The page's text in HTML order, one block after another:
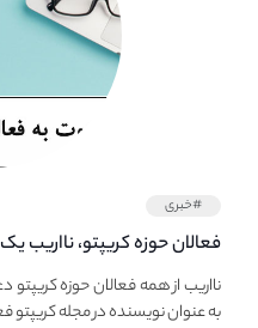
#خبری
فعالان حوزه کریپتو، نااریب
فعالیت در مجله کریپتو
نااریب از همه فعالان حوزه کریپتو
به عنوان نویسنده در مجله کریپتو